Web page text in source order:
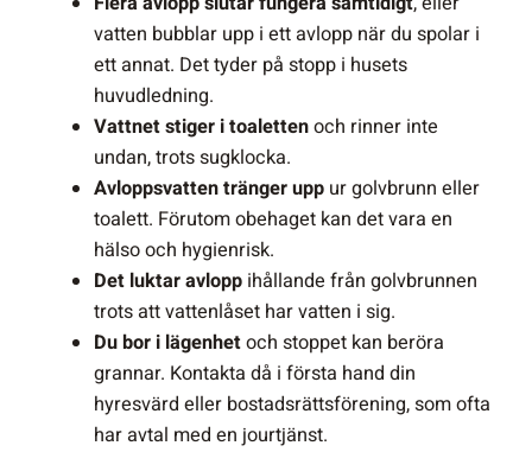
vatten bubblar upp i ett avlopp när du spolar i
ett annat. Det tyder på stopp i husets
huvudledning.
Vattnet stiger i toalettenoch rinner inte
undan, trots sugklocka.
Avloppsvatten tränger uppur golvbrunn eller
toalett. Förutom obehaget kan det vara en
hälso och hygienrisk.
Det luktar avloppihållande från golvbrunnen
trots att vattenlåset har vatten i sig.
Du bor i lägenhetoch stoppet kan beröra
grannar. Kontakta då i första hand din
hyresvärd eller bostadsrättsförening, som ofta
har avtal med en jourtjänst.